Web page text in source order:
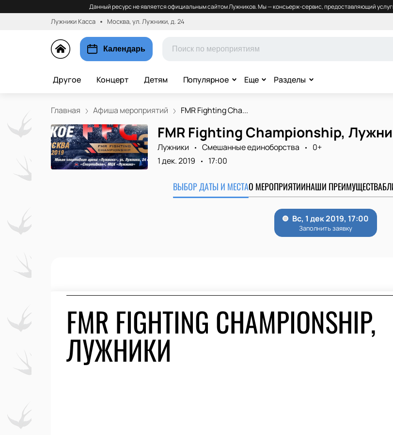
Данный ресурс не является официальным сайтом Лужников. Мы — консьерж-сервис, предоставляющий
Лужники Касса Москва, ул. Лужники, д. 24
Календарь
Другое Концерт Детям Популярное Еще Разделы
Главная Афиша мероприятий FMR Fighting Cha...
FMR Fighting Championship,
Лужники Смешанные единоборства
0+
1 дек. 2019
17:00
ВЫБОР ДАТЫ И МЕСТАО МЕРОПРИЯТИИНАШИ ПРЕИМУЩЕСТВА
FMR FIGHTING CHAMPIONSHIP,
ЛУЖНИКИ